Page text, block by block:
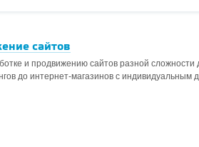
сайтов
и продвижению сайтов разной сложности
до интернет-магазинов с индивидуальным